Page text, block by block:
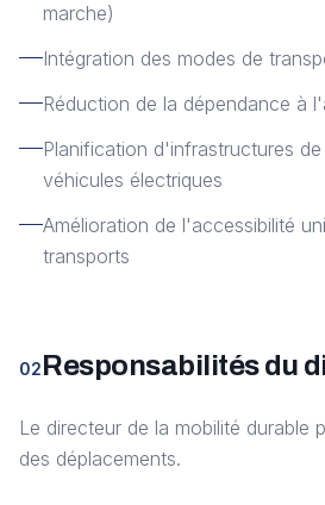
marche)
Intégration des modes de
Réduction de la dépendance à
Planification d'infrastructures
véhicules électriques
Amélioration de l'accessibilité
transports
02Responsabilités du
Le directeur de la mobilité durable
des déplacements.